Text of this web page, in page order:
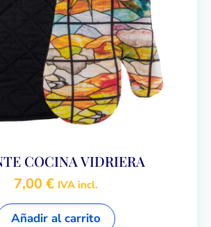
COCINA VIDRIERA
7,00€ IVA incl.
Añadir al carrito